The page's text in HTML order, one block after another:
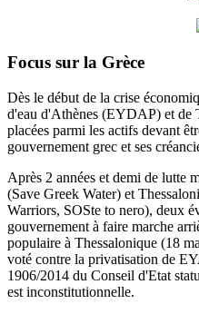
Focus sur la Grèce
Dès le début de la crise
d'eau d'Athènes (EYDAP) et de
placées parmi les actifs devant
gouvernement grec et ses
Après 2 années et demi de lutte
(Save Greek Water) et
Warriors, SOSte to nero), deux
gouvernement à faire marche
populaire à Thessalonique (18
voté contre la privatisation de
1906/2014 du Conseil d'Etat
est inconstitutionnelle.